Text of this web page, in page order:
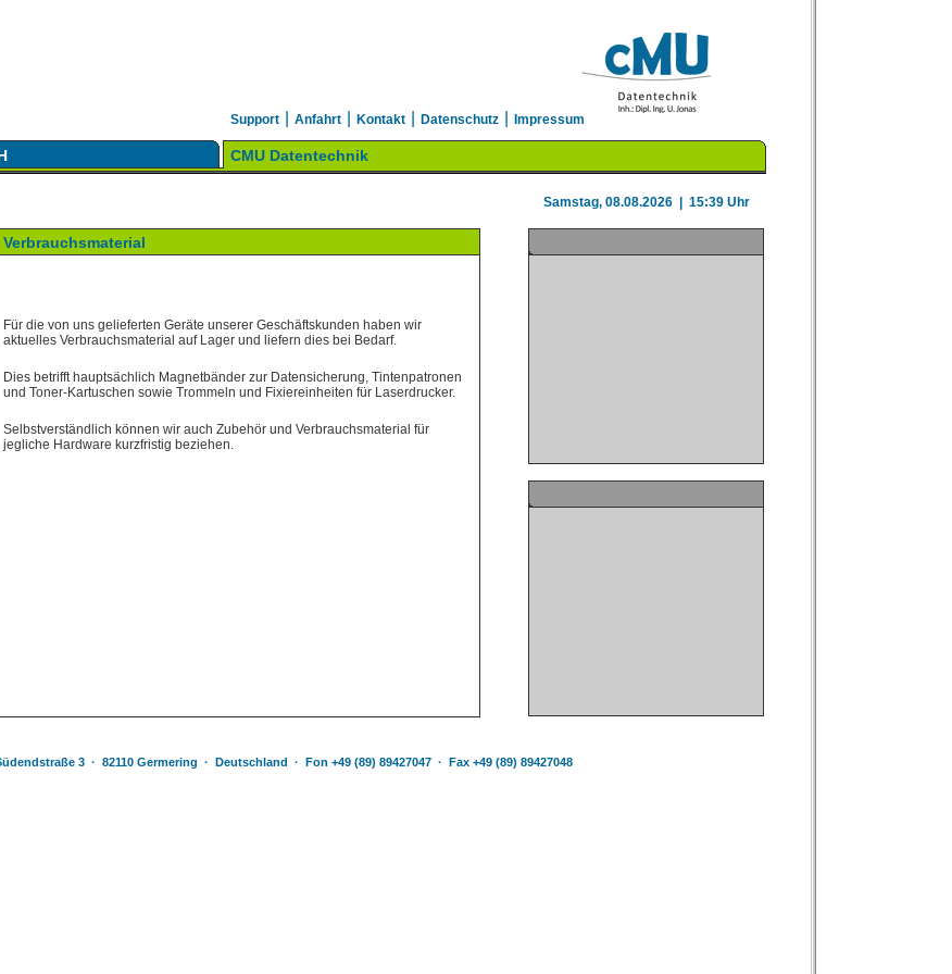
Support Anfahrt Kontakt Datenschutz Impressum
CMU Datentechnik
Samstag, 08.08.2026 | 15:39 Uhr
Verbrauchsmaterial
Für die von uns gelieferten Geräte unserer Geschäftskunden haben wir
aktuelles Verbrauchsmaterial auf Lager und liefern dies bei Bedarf.
Dies betrifft hauptsächlich Magnetbänder zur Datensicherung, Tintenpatronen
und Toner-Kartuschen sowie Trommeln und Fixiereinheiten für Laserdrucker.
Selbstverständlich können wir auch Zubehör und Verbrauchsmaterial für
jegliche Hardware kurzfristig beziehen.
3 · 82110 Germering · Deutschland · Fon +49 (89) 89427047 · Fax +49 (89) 89427048